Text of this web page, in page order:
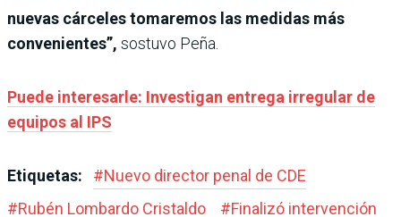
nuevas cárceles tomaremos las medidas más
convenientes”, sostuvo Peña.
Puede interesarle: Investigan entrega irregular de
equipos al IPS
Etiquetas: #Nuevo director penal de CDE
#Rubén Lombardo Cristaldo #Finalizó intervención